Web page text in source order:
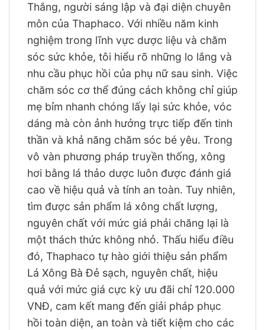
Thắng, người sáng lập và đại diện chuyên
môn của Thaphaco. Với nhiều năm kinh
nghiệm trong lĩnh vực dược liệu và chăm
sóc sức khỏe, tôi hiểu rõ những lo lắng và
nhu cầu phục hồi của phụ nữ sau sinh. Việc
chăm sóc cơ thể đúng cách không chỉ giúp
mẹ bỉm nhanh chóng lấy lại sức khỏe, vóc
dáng mà còn ảnh hưởng trực tiếp đến tinh
thần và khả năng chăm sóc bé yêu. Trong
vô vàn phương pháp truyền thống, xông
hơi bằng lá thảo dược luôn được đánh giá
cao về hiệu quả và tính an toàn. Tuy nhiên,
tìm được sản phẩm lá xông chất lượng,
nguyên chất với mức giá phải chăng lại là
một thách thức không nhỏ. Thấu hiểu điều
đó, Thaphaco tự hào giới thiệu sản phẩm
Lá Xông Bà Đẻ sạch, nguyên chất, hiệu
quả với mức giá cực kỳ ưu đãi chỉ 120.000
VNĐ, cam kết mang đến giải pháp phục
hồi toàn diện, an toàn và tiết kiệm cho các